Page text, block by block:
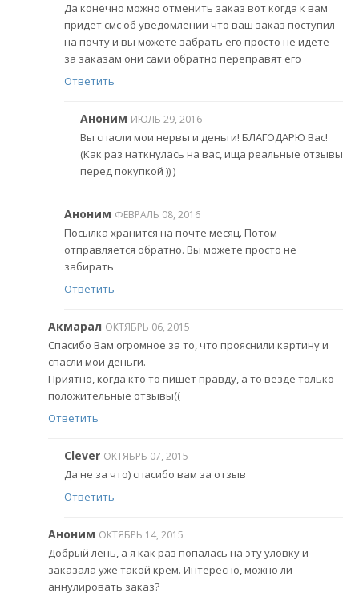
Да конечно можно отменить заказ вот когда к вам
придет смс об уведомлении что ваш заказ поступил
на почту и вы можете забрать его просто не идете
за заказам они сами обратно переправят его
Ответить
Аноним ИЮЛЬ 29, 2016
Вы спасли мои нервы и деньги! БЛАГОДАРЮ Вас!
(Как раз наткнулась на вас, ища реальные отзывы
перед покупкой )) )
Аноним ФЕВРАЛЬ 08, 2016
Посылка хранится на почте месяц. Потом
отправляется обратно. Вы можете просто не
забирать
Ответить
Акмарал ОКТЯБРЬ 06, 2015
Спасибо Вам огромное за то, что прояснили картину и
спасли мои деньги.
Приятно, когда кто то пишет правду, а то везде только
положительные отзывы((
Ответить
Clever ОКТЯБРЬ 07, 2015
Да не за что) спасибо вам за отзыв
Ответить
Аноним ОКТЯБРЬ 14, 2015
Добрый лень, а я как раз попалась на эту уловку и
заказала уже такой крем. Интересно, можно ли
аннулировать заказ?